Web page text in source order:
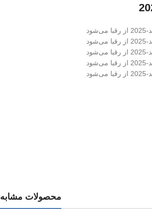
محصولات مشابه